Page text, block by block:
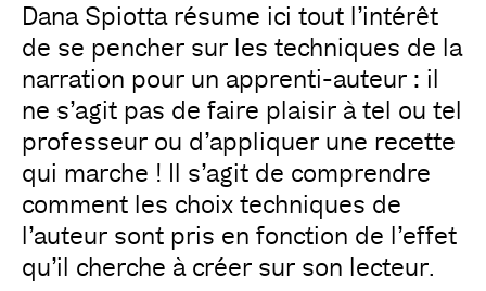
Dana Spiotta résume ici tout l’intérêt
de se pencher sur les techniques de la
narration pour un apprenti-auteur : il
ne s’agit pas de faire plaisir à tel ou tel
professeur ou d’appliquer une recette
qui marche ! Il s’agit de comprendre
comment les choix techniques de
l’auteur sont pris en fonction de l’effet
qu’il cherche à créer sur son lecteur.